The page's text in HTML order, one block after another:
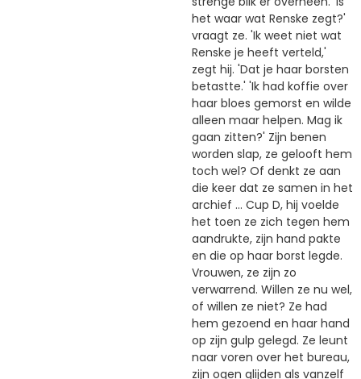
het waar wat Renske zegt?'
vraagt ze. 'Ik weet niet wat
Renske je heeft verteld,'
zegt hij. 'Dat je haar borsten
betastte.' 'Ik had koffie over
haar bloes gemorst en wilde
alleen maar helpen. Mag ik
gaan zitten?' Zijn benen
worden slap, ze gelooft hem
toch wel? Of denkt ze aan
die keer dat ze samen in het
archief … Cup D, hij voelde
het toen ze zich tegen hem
aandrukte, zijn hand pakte
en die op haar borst legde.
Vrouwen, ze zijn zo
verwarrend. Willen ze nu wel,
of willen ze niet? Ze had
hem gezoend en haar hand
op zijn gulp gelegd. Ze leunt
naar voren over het bureau,
zijn ogen glijden als vanzelf